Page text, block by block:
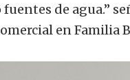
de agua.”
en Familia